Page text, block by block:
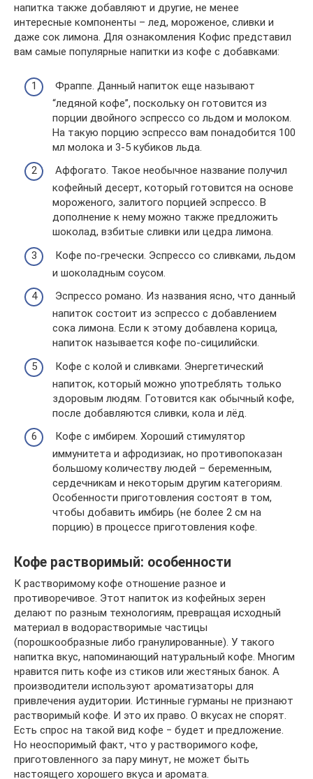
напитка также добавляют и другие, не менее
интересные компоненты – лед, мороженое, сливки и
даже сок лимона. Для ознакомления Кофис представил
вам самые популярные напитки из кофе с добавками:
Фраппе. Данный напиток еще называют
“ледяной кофе”, поскольку он готовится из
порции двойного эспрессо со льдом и молоком.
На такую порцию эспрессо вам понадобится 100
мл молока и 3-5 кубиков льда.
Аффогато. Такое необычное название получил
кофейный десерт, который готовится на основе
мороженого, залитого порцией эспрессо. В
дополнение к нему можно также предложить
шоколад, взбитые сливки или цедра лимона.
Кофе по-гречески. Эспрессо со сливками, льдом
и шоколадным соусом.
Эспрессо романо. Из названия ясно, что данный
напиток состоит из эспрессо с добавлением
сока лимона. Если к этому добавлена корица,
напиток называется кофе по-сицилийски.
Кофе с колой и сливками. Энергетический
напиток, который можно употреблять только
здоровым людям. Готовится как обычный кофе,
после добавляются сливки, кола и лёд.
Кофе с имбирем. Хороший стимулятор
иммунитета и афродизиак, но противопоказан
большому количеству людей – беременным,
сердечникам и некоторым другим категориям.
Особенности приготовления состоят в том,
чтобы добавить имбирь (не более 2 см на
порцию) в процессе приготовления кофе.
Кофе растворимый: особенности
К растворимому кофе отношение разное и
противоречивое. Этот напиток из кофейных зерен
делают по разным технологиям, превращая исходный
материал в водорастворимые частицы
(порошкообразные либо гранулированные). У такого
напитка вкус, напоминающий натуральный кофе. Многим
нравится пить кофе из стиков или жестяных банок. А
производители используют ароматизаторы для
привлечения аудитории. Истинные гурманы не признают
растворимый кофе. И это их право. О вкусах не спорят.
Есть спрос на такой вид кофе ‒ будет и предложение.
Но неоспоримый факт, что у растворимого кофе,
приготовленного за пару минут, не может быть
настоящего хорошего вкуса и аромата.